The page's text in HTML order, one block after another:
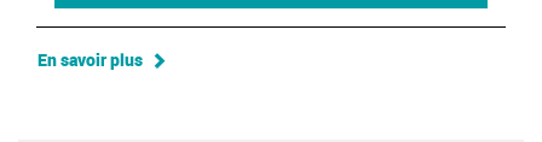
En savoir plus